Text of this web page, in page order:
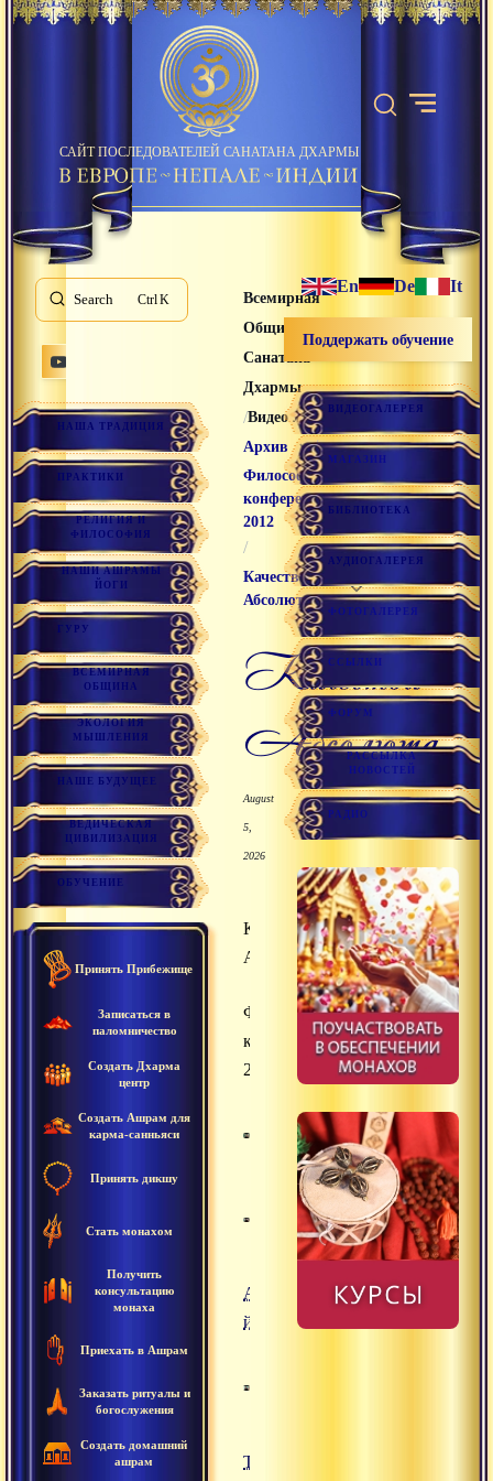
САЙТ ПОСЛЕДОВАТЕЛЕЙ САНАТАНА ДХАРМЫ
Search K
НАША ТРАДИЦИЯ
ПРАКТИКИ
РЕЛИГИЯ И
ФИЛОСОФИЯ
НАШИ АШРАМЫ
ЙОГИ
ГУРУ
ВСЕМИРНАЯ
ОБЩИНА
ЭКОЛОГИЯ
МЫШЛЕНИЯ
НАШЕ БУДУЩЕЕ
ВЕДИЧЕСКАЯ
ЦИВИЛИЗАЦИЯ
ОБУЧЕНИЕ
Принять Прибежище
Записаться в
паломничество
Создать Дхарма
центр
Создать Ашрам для
карма-санньяси
Принять дикшу
Стать монахом
Получить
консультацию
монаха
Приехать в Ашрам
Заказать ритуалы и
богослужения
Создать домашний
ашрам
Всемирная
Община
Санатана
Дхармы
/Видео лекции/
Архив /
Философская
конференция
2012
/
Качества
Абсолюта
Качества
Абсолюта
August
5,
2026
Качества
Абсолюта
Философская
конференция
2012
Анава-
йога
Тройной
En De It
Поддержать обучение
ВИДЕОГАЛЕРЕЯ
МАГАЗИН
БИБЛИОТЕКА
АУДИОГАЛЕРЕЯ
ФОТОГАЛЕРЕЯ
ССЫЛКИ
ФОРУМ
РАССЫЛКА
НОВОСТЕЙ
РАДИО